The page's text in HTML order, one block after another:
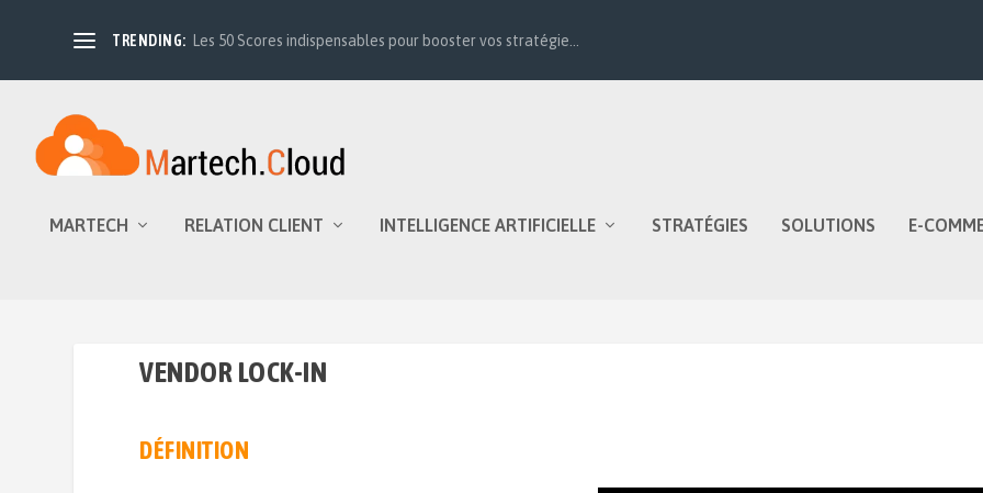
TRENDING: Les 50 Scores indispensables pour booster vos stratégie...
MARTECH RELATION CLIENT INTELLIGENCE ARTIFICIELLE STRATÉGIES SOLUTIONS E-
VENDOR LOCK-IN
DÉFINITION